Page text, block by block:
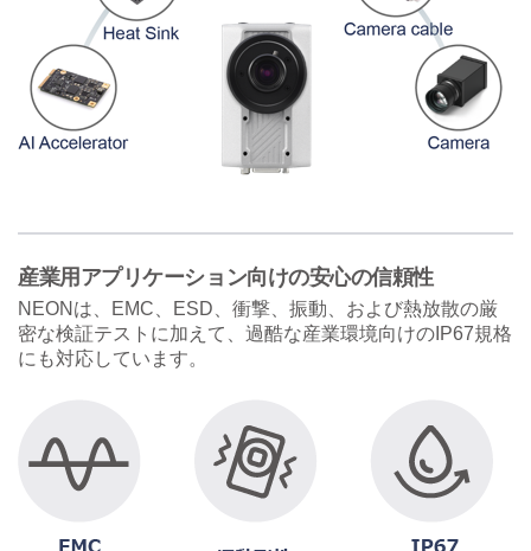
産業用アプリケーション向けの安心の信頼性
NEONは、EMC、ESD、衝撃、振動、および熱放散の厳
密な検証テストに加えて、過酷な産業環境向けのIP67規格
にも対応しています。